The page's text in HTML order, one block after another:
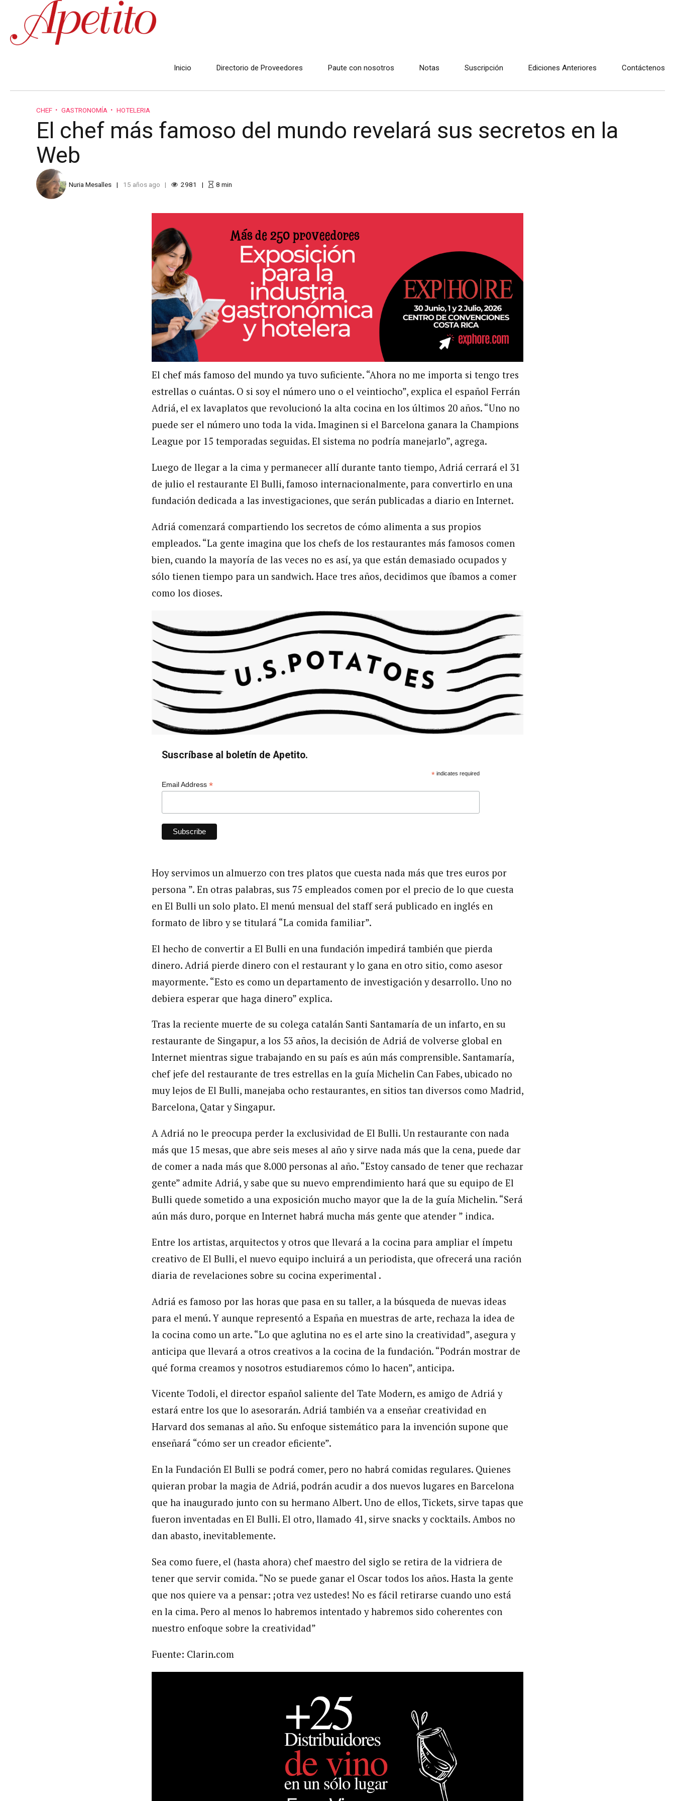
Inicio Directorio de Proveedores Paute con nosotros Notas Suscripción Ediciones Anteriores Contáctenos
CHEF GASTRONOMÍA HOTELERIA
El chef más famoso del mundo revelará sus secretos en la
Web
Nuria Mesalles 15 años ago 2981 8 min
El chef más famoso del mundo ya tuvo suficiente. “Ahora no me importa si tengo tres
estrellas o cuántas. O si soy el número uno o el veintiocho”, explica el español Ferrán
Adriá, el ex lavaplatos que revolucionó la alta cocina en los últimos 20 años. “Uno no
puede ser el número uno toda la vida. Imaginen si el Barcelona ganara la Champions
League por 15 temporadas seguidas. El sistema no podría manejarlo”, agrega.
Luego de llegar a la cima y permanecer allí durante tanto tiempo, Adriá cerrará el 31
de julio el restaurante El Bulli, famoso internacionalmente, para convertirlo en una
fundación dedicada a las investigaciones, que serán publicadas a diario en Internet.
Adriá comenzará compartiendo los secretos de cómo alimenta a sus propios
empleados. “La gente imagina que los chefs de los restaurantes más famosos comen
bien, cuando la mayoría de las veces no es así, ya que están demasiado ocupados y
sólo tienen tiempo para un sandwich. Hace tres años, decidimos que íbamos a comer
como los dioses.
Suscríbase al boletín de Apetito.
*indicates required
Email Address *
Hoy servimos un almuerzo con tres platos que cuesta nada más que tres euros por
persona ”. En otras palabras, sus 75 empleados comen por el precio de lo que cuesta
en El Bulli un solo plato. El menú mensual del staff será publicado en inglés en
formato de libro y se titulará “La comida familiar”.
El hecho de convertir a El Bulli en una fundación impedirá también que pierda
dinero. Adriá pierde dinero con el restaurant y lo gana en otro sitio, como asesor
mayormente. “Esto es como un departamento de investigación y desarrollo. Uno no
debiera esperar que haga dinero” explica.
Tras la reciente muerte de su colega catalán Santi Santamaría de un infarto, en su
restaurante de Singapur, a los 53 años, la decisión de Adriá de volverse global en
Internet mientras sigue trabajando en su país es aún más comprensible. Santamaría,
chef jefe del restaurante de tres estrellas en la guía Michelin Can Fabes, ubicado no
muy lejos de El Bulli, manejaba ocho restaurantes, en sitios tan diversos como Madrid,
Barcelona, Qatar y Singapur.
A Adriá no le preocupa perder la exclusividad de El Bulli. Un restaurante con nada
más que 15 mesas, que abre seis meses al año y sirve nada más que la cena, puede dar
de comer a nada más que 8.000 personas al año. “Estoy cansado de tener que rechazar
gente” admite Adriá, y sabe que su nuevo emprendimiento hará que su equipo de El
Bulli quede sometido a una exposición mucho mayor que la de la guía Michelin. “Será
aún más duro, porque en Internet habrá mucha más gente que atender ” indica.
Entre los artistas, arquitectos y otros que llevará a la cocina para ampliar el ímpetu
creativo de El Bulli, el nuevo equipo incluirá a un periodista, que ofrecerá una ración
diaria de revelaciones sobre su cocina experimental .
Adriá es famoso por las horas que pasa en su taller, a la búsqueda de nuevas ideas
para el menú. Y aunque representó a España en muestras de arte, rechaza la idea de
la cocina como un arte. “Lo que aglutina no es el arte sino la creatividad”, asegura y
anticipa que llevará a otros creativos a la cocina de la fundación. “Podrán mostrar de
qué forma creamos y nosotros estudiaremos cómo lo hacen”, anticipa.
Vicente Todoli, el director español saliente del Tate Modern, es amigo de Adriá y
estará entre los que lo asesorarán. Adriá también va a enseñar creatividad en
Harvard dos semanas al año. Su enfoque sistemático para la invención supone que
enseñará “cómo ser un creador eficiente”.
En la Fundación El Bulli se podrá comer, pero no habrá comidas regulares. Quienes
quieran probar la magia de Adriá, podrán acudir a dos nuevos lugares en Barcelona
que ha inaugurado junto con su hermano Albert. Uno de ellos, Tickets, sirve tapas que
fueron inventadas en El Bulli. El otro, llamado 41, sirve snacks y cocktails. Ambos no
dan abasto, inevitablemente.
Sea como fuere, el (hasta ahora) chef maestro del siglo se retira de la vidriera de
tener que servir comida. “No se puede ganar el Oscar todos los años. Hasta la gente
que nos quiere va a pensar: ¡otra vez ustedes! No es fácil retirarse cuando uno está
en la cima. Pero al menos lo habremos intentado y habremos sido coherentes con
nuestro enfoque sobre la creatividad”
Fuente: Clarin.com